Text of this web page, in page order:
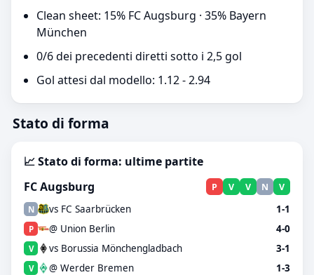
Clean sheet: 15% FC Augsburg · 35% Bayern
München
0/6 dei precedenti diretti sotto i 2,5 gol
Gol attesi dal modello: 1.12 - 2.94
Stato di forma
📈 Stato di forma: ultime partite
FC Augsburg
P V V N V
N vs FC Saarbrücken 1-1
P @ Union Berlin 4-0
V vs Borussia Mönchengladbach 3-1
V @ Werder Bremen 1-3